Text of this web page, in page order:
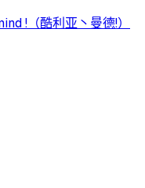
!（酷利亚丶曼德!）